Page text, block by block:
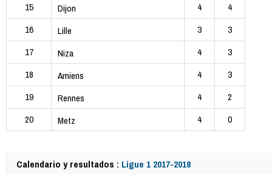
15
Dijon 4
4
16
Lille 3
3
17
Niza 4
3
18
Amiens 4
3
19
Rennes 4
2
20
Metz 4 0
Calendario y resultados : Ligue 1 2017-2018